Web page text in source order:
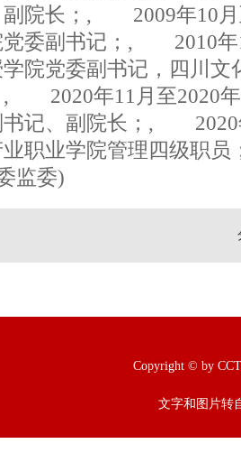
副院长；, 2009年10月
党委副书记；, 2010年
院党委副书记，四川文
, 2020年11月至2020年
书记、副院长；, 2020
业职业学院管理四级
监委)
Copyright © by
文字和图片转